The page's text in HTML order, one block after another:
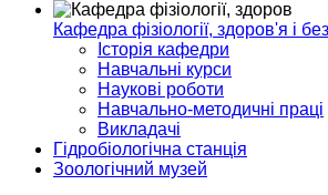
Кафедра фізіології, здоров'я і
Історія кафедри
Навчальні курси
Наукові роботи
Навчально-методичні праці
Викладачі
Гідробіологічна станція
Зоологічний музей